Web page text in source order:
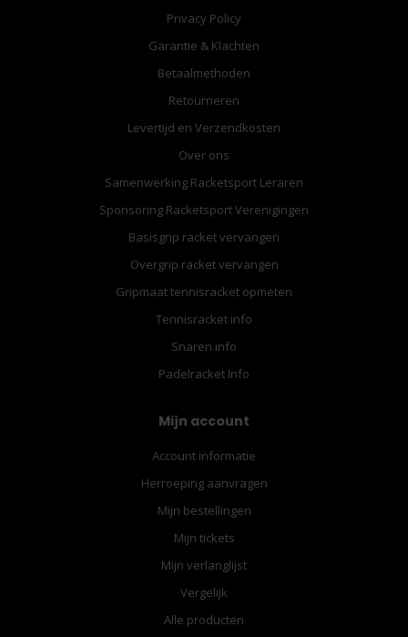
Privacy Policy
Garantie & Klachten
Betaalmethoden
Retourneren
Levertijd en Verzendkosten
Over ons
Samenwerking Racketsport Leraren
Sponsoring Racketsport Verenigingen
Basisgrip racket vervangen
Overgrip racket vervangen
Gripmaat tennisracket opmeten
Tennisracket info
Snaren info
Padelracket Info
Mijn account
Account informatie
Herroeping aanvragen
Mijn bestellingen
Mijn tickets
Mijn verlanglijst
Vergelijk
Alle producten